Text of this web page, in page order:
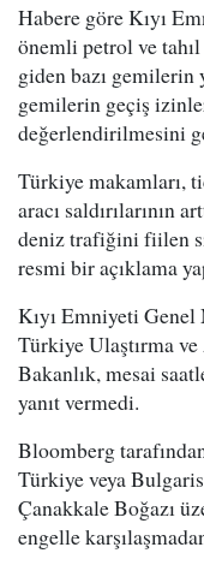
Habere göre Kıyı
önemli petrol ve
giden bazı gemilerin
gemilerin geçiş
değerlendirilmesini
Türkiye makamları,
aracı saldırılarının
deniz trafiğini fiilen
resmi bir açıklama
Kıyı Emniyeti
Türkiye Ulaştırma
Bakanlık, mesai
yanıt vermedi.
Bloomberg
Türkiye veya
Çanakkale Boğazı
engelle